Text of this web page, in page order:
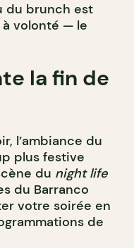
du brunch est
à volonté — le
la fin de
l’ambiance du
plus festive
du night life
du Barranco
votre soirée en
de